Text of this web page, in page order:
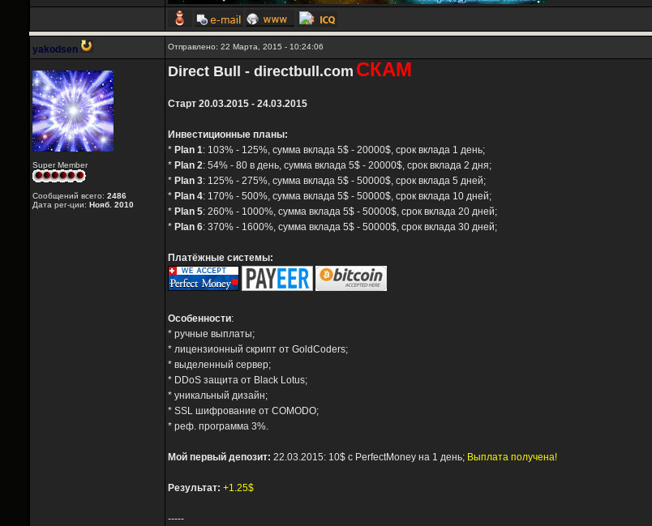
yakodsen Отправлено: 22 Марта, 2015 - 10:24:06
Super Member
Сообщений всего: 2486
Дата рег-ции: Нояб. 2010
Direct Bull - directbull.com СКАМ
Старт 20.03.2015 - 24.03.2015
Инвестиционные планы:
* Plan 1: 103% - 125%, сумма вклада 5$ - 20000$, срок вклада 1 день;
* Plan 2: 54% - 80 в день, сумма вклада 5$ - 20000$, срок вклада 2 дня;
* Plan 3: 125% - 275%, сумма вклада 5$ - 50000$, срок вклада 5 дней;
* Plan 4: 170% - 500%, сумма вклада 5$ - 50000$, срок вклада 10 дней;
* Plan 5: 260% - 1000%, сумма вклада 5$ - 50000$, срок вклада 20 дней;
* Plan 6: 370% - 1600%, сумма вклада 5$ - 50000$, срок вклада 30 дней;
Платёжные системы:
Особенности:
* ручные выплаты;
* лицензионный скрипт от GoldCoders;
* выделенный сервер;
* DDoS защита от Black Lotus;
* уникальный дизайн;
* SSL шифрование от COMODO;
* реф. программа 3%.
Мой первый депозит: 22.03.2015: 10$ с PerfectMoney на 1 день; Выплата получена!
Результат: +1.25$
-----